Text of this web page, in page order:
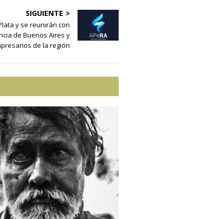
SIGUIENTE
y se reunirán con
de Buenos Aires y
de la región